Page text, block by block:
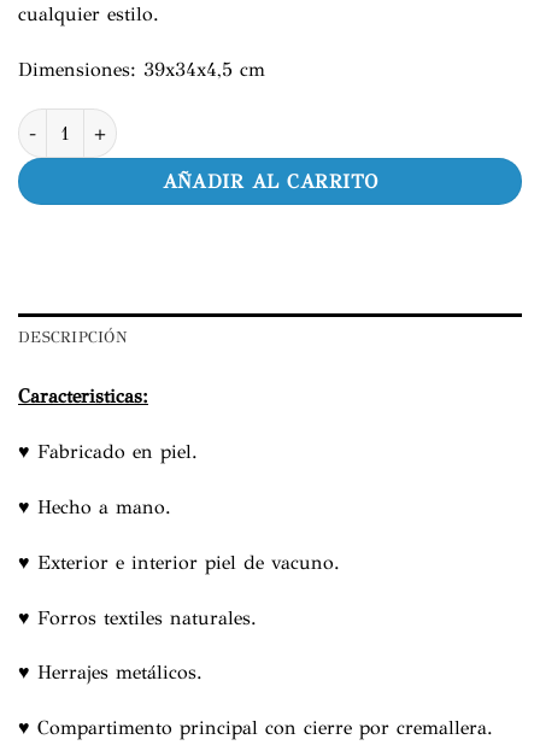
cualquier estilo.
Dimensiones: 39x34x4,5 cm
Bolso Mochila cantidad
AÑADIR AL CARRITO
DESCRIPCIÓN
Caracteristicas:
♥ Fabricado en piel.
♥ Hecho a mano.
♥ Exterior e interior piel de vacuno.
♥ Forros textiles naturales.
♥ Herrajes metálicos.
♥ Compartimento principal con cierre por cremallera.